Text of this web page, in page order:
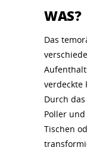
WAS?
Das
verdeckte
Durch
Poller
Tischen